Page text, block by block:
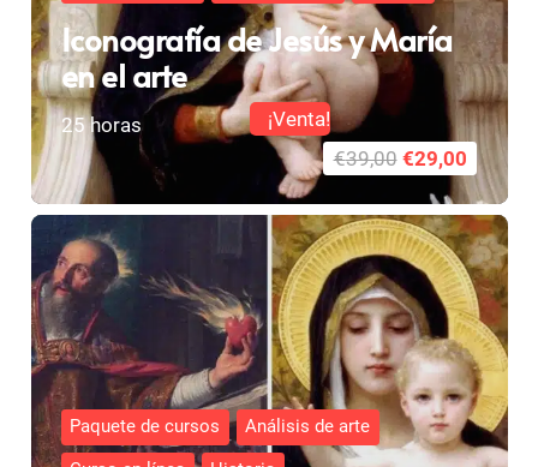
Iconografía de Jesús y María
en el arte
25horas
¡Venta!
€39,00 El
precio
original
era:
€39,00.
€29,00El
precio
actual
es:
€29,00.
Paquete de cursos
Análisis de arte